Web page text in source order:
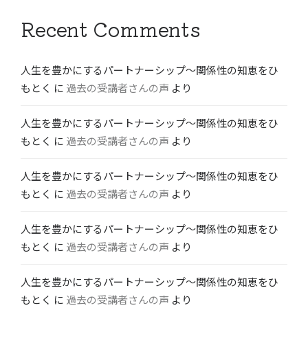
Recent Comments
人生を豊かにするパートナーシップ〜関係性の知恵をひ
もとく に 過去の受講者さんの声 より
人生を豊かにするパートナーシップ〜関係性の知恵をひ
もとく に 過去の受講者さんの声 より
人生を豊かにするパートナーシップ〜関係性の知恵をひ
もとく に 過去の受講者さんの声 より
人生を豊かにするパートナーシップ〜関係性の知恵をひ
もとく に 過去の受講者さんの声 より
人生を豊かにするパートナーシップ〜関係性の知恵をひ
もとく に 過去の受講者さんの声 より